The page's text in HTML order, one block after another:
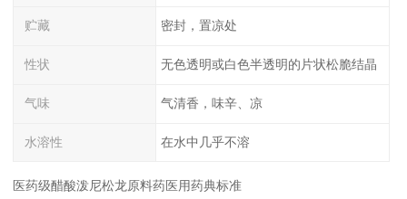
贮藏 密封，置凉处
性状 无色透明或白色半透明的片状松脆结晶
气味 气清香，味辛、凉
水溶性 在水中几乎不溶
医药级醋酸泼尼松龙原料药医用药典标准